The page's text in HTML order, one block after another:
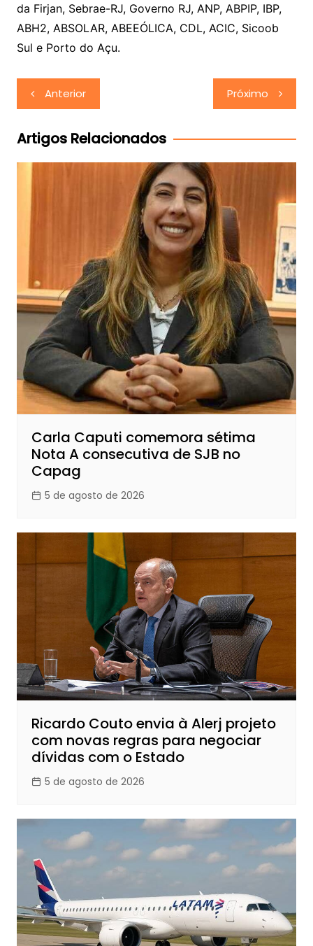
da Firjan, Sebrae-RJ, Governo RJ, ANP, ABPIP, IBP,
ABH2, ABSOLAR, ABEEÓLICA, CDL, ACIC, Sicoob
Sul e Porto do Açu.
Navegação
de
Post
Anterior Próximo
Artigos Relacionados
Carla Caputi comemora sétima
Nota A consecutiva de SJB no
Capag
5 de agosto de 2026
Ricardo Couto envia à Alerj projeto
com novas regras para negociar
dívidas com o Estado
5 de agosto de 2026